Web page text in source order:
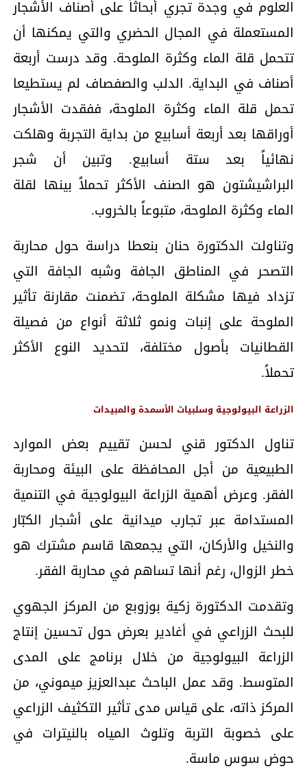
العلوم في وجدة تجري أبحاثاً على أصناف الأشجار
المستعملة في المجال الحضري والتي يمكنها أن
تتحمل قلة الماء وكثرة الملوحة. وقد درست أربعة
أصناف في البداية. الدلب والصفصاف لم يستطيعا
تحمل قلة الماء وكثرة الملوحة، ففقدت الأشجار
أوراقها بعد أربعة أسابيع من بداية التجربة وهلكت
نهائياً بعد ستة أسابيع. وتبين أن شجر
البراشيشتون هو الصنف الأكثر تحملاً بينها لقلة
الماء وكثرة الملوحة، متبوعاً بالخروب.
وتناولت الدكتورة حنان بنعطا دراسة حول محاربة
التصحر في المناطق الجافة وشبه الجافة التي
تزداد فيها مشكلة الملوحة، تضمنت مقارنة تأثير
الملوحة على إنبات ونمو ثلاثة أنواع من فصيلة
القطانيات بأصول مختلفة، لتحديد النوع الأكثر
تحملاً.
الزراعة البيولوجية وسلبيات الأسمدة والمبيدات
تناول الدكتور قني لحسن تقييم بعض الموارد
الطبيعية من أجل المحافظة على البيئة ومحاربة
الفقر. وعرض أهمية الزراعة البيولوجية في التنمية
المستدامة عبر تجارب ميدانية على أشجار الكبّار
والنخيل والأركان، التي يجمعها قاسم مشترك هو
خطر الزوال، رغم أنها تساهم في محاربة الفقر.
وتقدمت الدكتورة زكية بوزوبع من المركز الجهوي
للبحث الزراعي في أغادير بعرض حول تحسين إنتاج
الزراعة البيولوجية من خلال برنامج على المدى
المتوسط. وقد عمل الباحث عبدالعزيز ميموني، من
المركز ذاته، على قياس مدى تأثير التكثيف الزراعي
على خصوبة التربة وتلوث المياه بالنيترات في
حوض سوس ماسة.